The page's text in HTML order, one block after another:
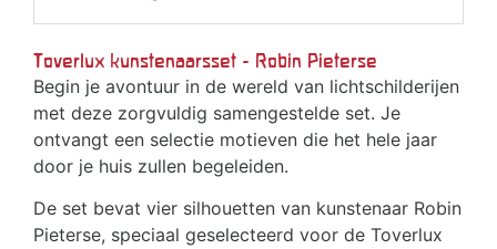
Toverlux kunstenaarsset - Robin Pieterse
Begin je avontuur in de wereld van lichtschilderijen
met deze zorgvuldig samengestelde set. Je
ontvangt een selectie motieven die het hele jaar
door je huis zullen begeleiden.
De set bevat vier silhouetten van kunstenaar Robin
Pieterse, speciaal geselecteerd voor de Toverlux